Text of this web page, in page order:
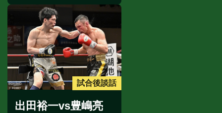
試合後談話
出田裕一vs豊嶋亮